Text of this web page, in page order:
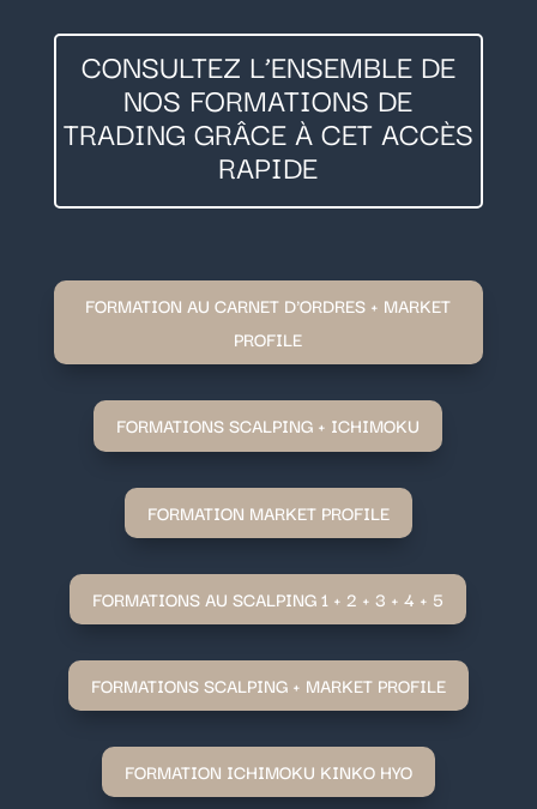
CONSULTEZ L’ENSEMBLE DE
NOS FORMATIONS DE
TRADING GRÂCE À CET ACCÈS
RAPIDE
FORMATION AU CARNET D'ORDRES + MARKET
PROFILE
FORMATIONS SCALPING + ICHIMOKU
FORMATION MARKET PROFILE
FORMATIONS AU SCALPING 1 + 2 + 3 + 4 + 5
FORMATIONS SCALPING + MARKET PROFILE
FORMATION ICHIMOKU KINKO HYO